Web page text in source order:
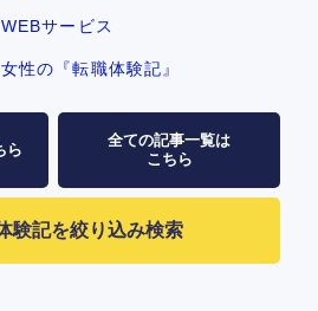
WEBサービス
女性の『転職体験記』
ら
験記を絞り込み検索
全ての記事一覧は
こちら